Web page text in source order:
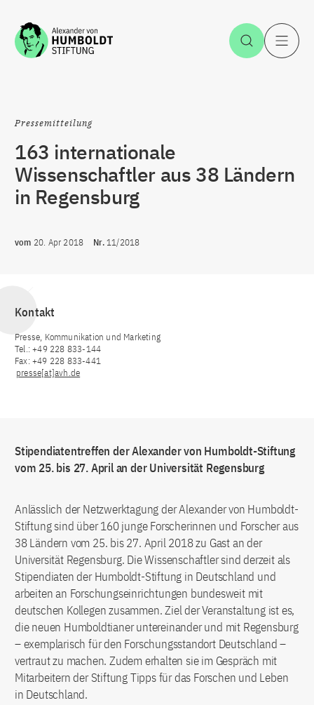
Zum Inhalt springen Suche
Pressemitteilung
163 internationale
Wissenschaftler aus 38 Ländern
in Regensburg
vom 20. Apr 2018 Nr.11/2018
Kontakt
Presse, Kommunikation und Marketing
Tel.: +49 228 833-144
Fax: +49 228 833-441
presse[at]avh.de
Stipendiatentreffen der Alexander von Humboldt-Stiftung
vom 25. bis 27. April an der Universität Regensburg
Anlässlich der Netzwerktagung der Alexander von Humboldt-
Stiftung sind über 160 junge Forscherinnen und Forscher aus
38 Ländern vom 25. bis 27. April 2018 zu Gast an der
Universität Regensburg. Die Wissenschaftler sind derzeit als
Stipendiaten der Humboldt-Stiftung in Deutschland und
arbeiten an Forschungseinrichtungen bundesweit mit
deutschen Kollegen zusammen. Ziel der Veranstaltung ist es,
die neuen Humboldtianer untereinander und mit Regensburg
– exemplarisch für den Forschungsstandort Deutschland –
vertraut zu machen. Zudem erhalten sie im Gespräch mit
Mitarbeitern der Stiftung Tipps für das Forschen und Leben
in Deutschland.